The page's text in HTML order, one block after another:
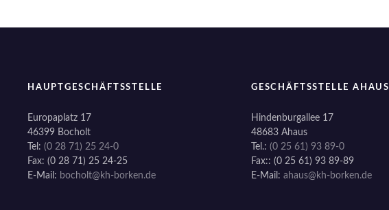
HAUPTGESCHÄFTSSTELLE
Europaplatz 17
46399 Bocholt
Tel: (0 28 71) 25 24-0
Fax: (0 28 71) 25 24-25
E-Mail: bocholt@kh-borken.de
GESCHÄFTSSTELLE AHAUS
Hindenburgallee 17
48683 Ahaus
Tel.: (0 25 61) 93 89-0
Fax:: (0 25 61) 93 89-89
E-Mail: ahaus@kh-borken.de